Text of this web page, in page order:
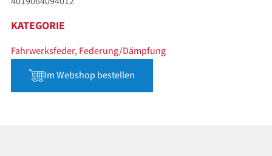
KATEGORIE
Fahrwerksfeder, Federung/Dämpfung
Im Webshop bestellen